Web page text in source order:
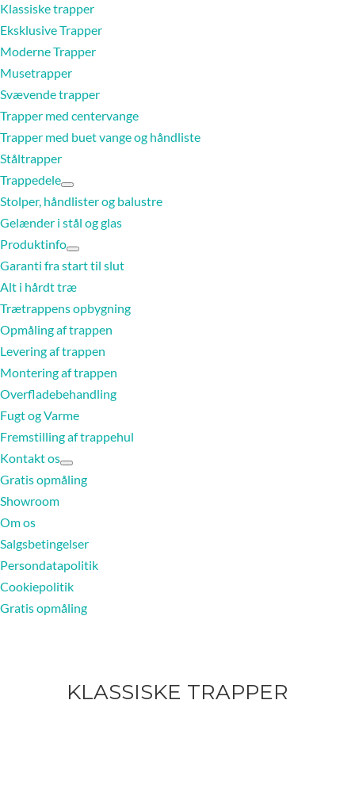
Klassiske trapper
Eksklusive Trapper
Moderne Trapper
Musetrapper
Svævende trapper
Trapper med centervange
Trapper med buet vange og håndliste
Ståltrapper
Trappedele
Stolper, håndlister og balustre
Gelænder i stål og glas
Produktinfo
Garanti fra start til slut
Alt i hårdt træ
Trætrappens opbygning
Opmåling af trappen
Levering af trappen
Montering af trappen
Overfladebehandling
Fugt og Varme
Fremstilling af trappehul
Kontakt os
Gratis opmåling
Showroom
Om os
Salgsbetingelser
Persondatapolitik
Cookiepolitik
Gratis opmåling
KLASSISKE TRAPPER